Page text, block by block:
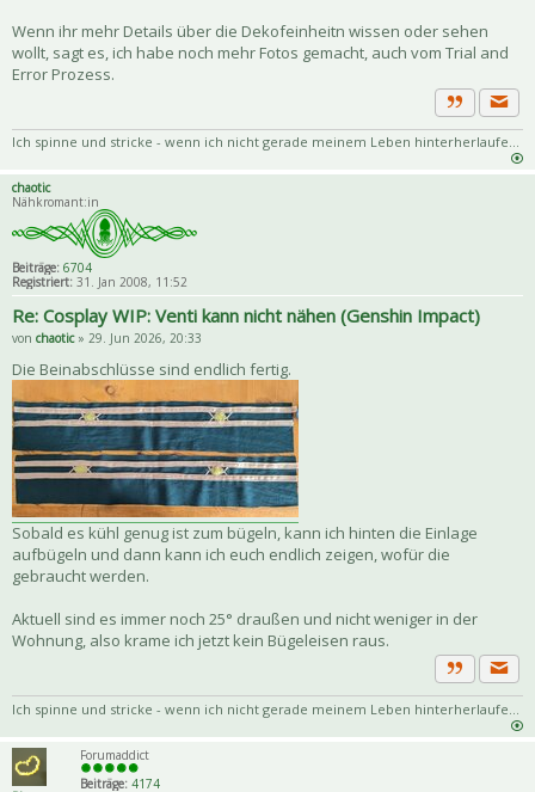
Wenn ihr mehr Details über die Dekofeinheitn wissen oder sehen
wollt, sagt es, ich habe noch mehr Fotos gemacht, auch vom Trial and
Error Prozess.
Zitat
Ich spinne und stricke - wenn ich nicht gerade meinem Leben hinterherlaufe...
chaotic
Nähkromant:in
Beiträge: 6704
Registriert: 31. Jan 2008, 11:52
Re: Cosplay WIP: Venti kann nicht nähen (Genshin Impact)
von chaotic» 29. Jun 2026, 20:33
Die Beinabschlüsse sind endlich fertig.
Sobald es kühl genug ist zum bügeln, kann ich hinten die Einlage
aufbügeln und dann kann ich euch endlich zeigen, wofür die
gebraucht werden.
Aktuell sind es immer noch 25° draußen und nicht weniger in der
Wohnung, also krame ich jetzt kein Bügeleisen raus.
Zitat
Ich spinne und stricke - wenn ich nicht gerade meinem Leben hinterherlaufe...
Forumaddict
Beiträge: 4174